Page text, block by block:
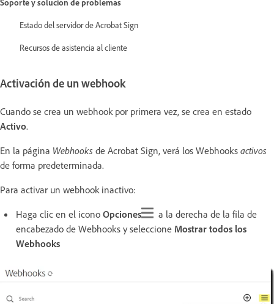
Soporte y solución de problemas
Estado del servidor de Acrobat Sign
Recursos de asistencia al cliente
Activación de un webhook
Cuando se crea un webhook por primera vez, se crea en estado
Activo.
En la página Webhooks de Acrobat Sign, verá los Webhooks activos
de forma predeterminada.
Para activar un webhook inactivo:
Haga clic en el icono Opciones
a la derecha de la fila de
encabezado de Webhooks y seleccione Mostrar todos los
Webhooks